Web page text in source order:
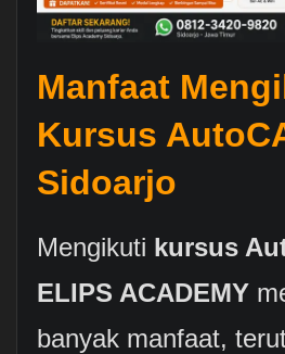
Manfaat
Kursus
Sidoarjo
Mengikuti kursus
ELIPS ACADEMY
banyak manfaat,